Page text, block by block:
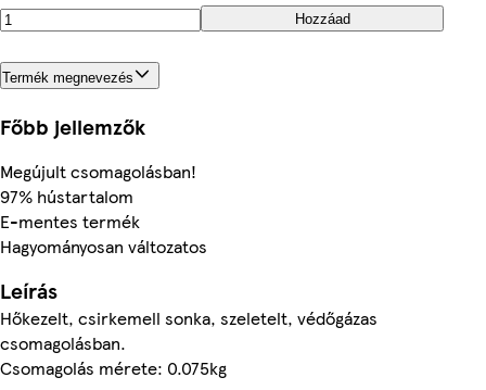
Hozzáad
Termék megnevezés
Főbb jellemzők
Megújult csomagolásban!
97% hústartalom
E-mentes termék
Hagyományosan változatos
Leírás
Hőkezelt, csirkemell sonka, szeletelt, védőgázas
csomagolásban.
Csomagolás mérete: 0.075kg